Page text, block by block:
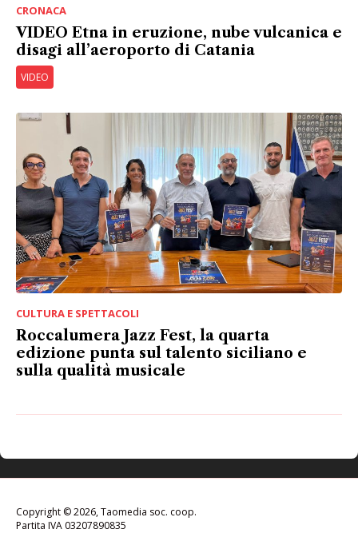
CRONACA
VIDEO Etna in eruzione, nube vulcanica e
disagi all’aeroporto di Catania
VIDEO
CULTURA E SPETTACOLI
Roccalumera Jazz Fest, la quarta
edizione punta sul talento siciliano e
sulla qualità musicale
Copyright © 2026, Taomedia soc. coop.
Partita IVA 03207890835